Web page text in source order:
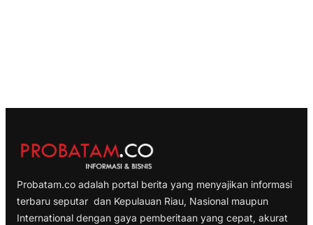
Probatam.co adalah portal berita yang menyajikan informasi
terbaru seputar dan Kepulauan Riau, Nasional maupun
International dengan gaya pemberitaan yang cepat, akurat